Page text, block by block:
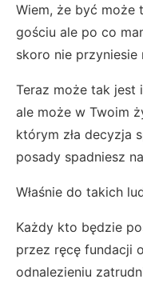
Wiem, że być
gościu ale po co
skoro nie
Teraz może tak jest
ale może w Twoim
którym zła decyzja
posady spadniesz
Właśnie do takich
Każdy kto będzie
przez ręcę fundacji
odnalezieniu